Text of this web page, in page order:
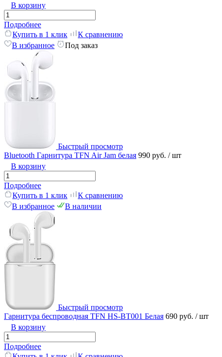
В корзину
Подробнее
Купить в 1 клик
К сравнению
В избранное
Под заказ
Быстрый просмотр
Bluetooth Гарнитура TFN Air Jam белая 990 руб. / шт
В корзину
Подробнее
Купить в 1 клик
К сравнению
В избранное
В наличии
Быстрый просмотр
Гарнитура беспроводная TFN HS-BT001 Белая 690 руб. / шт
В корзину
Подробнее